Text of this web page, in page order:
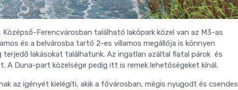
Ferencvárosban található lakópark közel van az M3-as
és a belvárosba tartó 2-es villamos megállója is könnyen
lakásokat találhatunk. Az ingatlan azáltal fiatal párok és
A Duna-part közelsége pedig itt is remek lehetőségeket kínál.
az igényét kielégíti, akik a fővárosban, mégis nyugodt és csendes